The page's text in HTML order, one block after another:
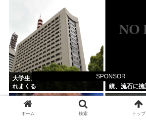
SPONSOR
大学生、スカウト行為で逮捕さ
れまくる
イチローの
績、流石に
ホーム 検索 トップ